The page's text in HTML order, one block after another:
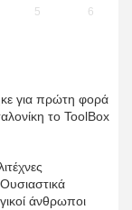
5 6
για πρώτη φορά
το ToolBox
άνθρωποι